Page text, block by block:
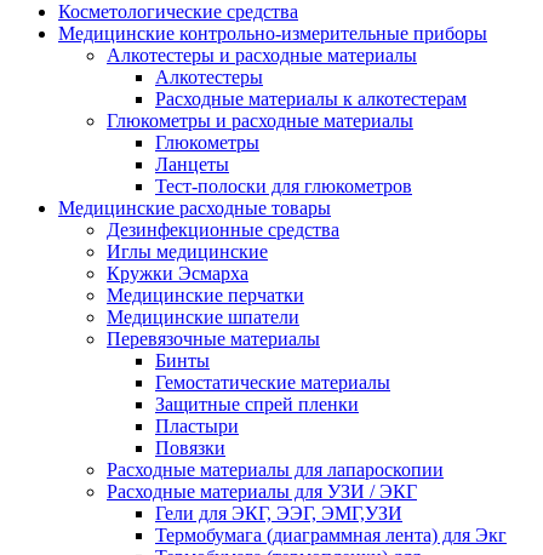
Косметологические средства
Медицинские контрольно-измерительные приборы
Алкотестеры и расходные материалы
Алкотестеры
Расходные материалы к алкотестерам
Глюкометры и расходные материалы
Глюкометры
Ланцеты
Тест-полоски для глюкометров
Медицинские расходные товары
Дезинфекционные средства
Иглы медицинские
Кружки Эсмарха
Медицинские перчатки
Медицинские шпатели
Перевязочные материалы
Бинты
Гемостатические материалы
Защитные спрей пленки
Пластыри
Повязки
Расходные материалы для лапароскопии
Расходные материалы для УЗИ / ЭКГ
Гели для ЭКГ, ЭЭГ, ЭМГ,УЗИ
Термобумага (диаграммная лента) для Экг